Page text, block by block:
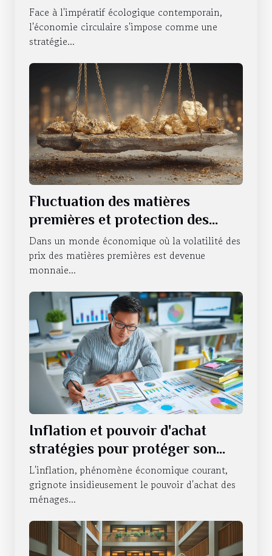
l'impact environnemental
Face à l'impératif écologique contemporain,
l'économie circulaire s'impose comme une
stratégie...
Fluctuation des matières
premières et protection des
investissements Comment se
couvrir contre l'instabilité
Dans un monde économique où la volatilité des
prix des matières premières est devenue
monnaie...
Inflation et pouvoir d'achat
stratégies pour protéger son
portefeuille en période
d'incertitude économique
L'inflation, phénomène économique courant,
grignote insidieusement le pouvoir d'achat des
ménages...